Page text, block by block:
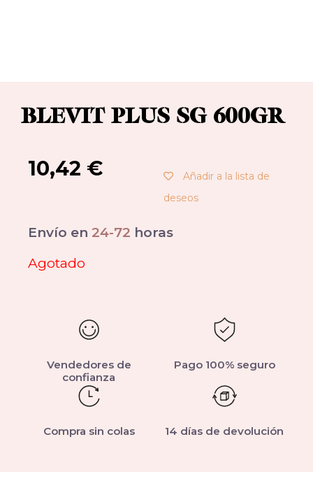
BLEVIT PLUS SG 600GR
10,42 €
Añadir a la lista de
deseos
Envío en 24-72 horas
Agotado
Vendedores de
confianza
Pago 100% seguro
Compra sin colas 14 días de devolución